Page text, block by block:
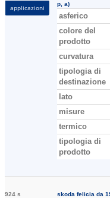
applicazioni
p, a)
asferico
colore del
prodotto
curvatura
tipologia di
destinazione
lato
misure
termico
tipologia di
prodotto
924 s skoda felicia da